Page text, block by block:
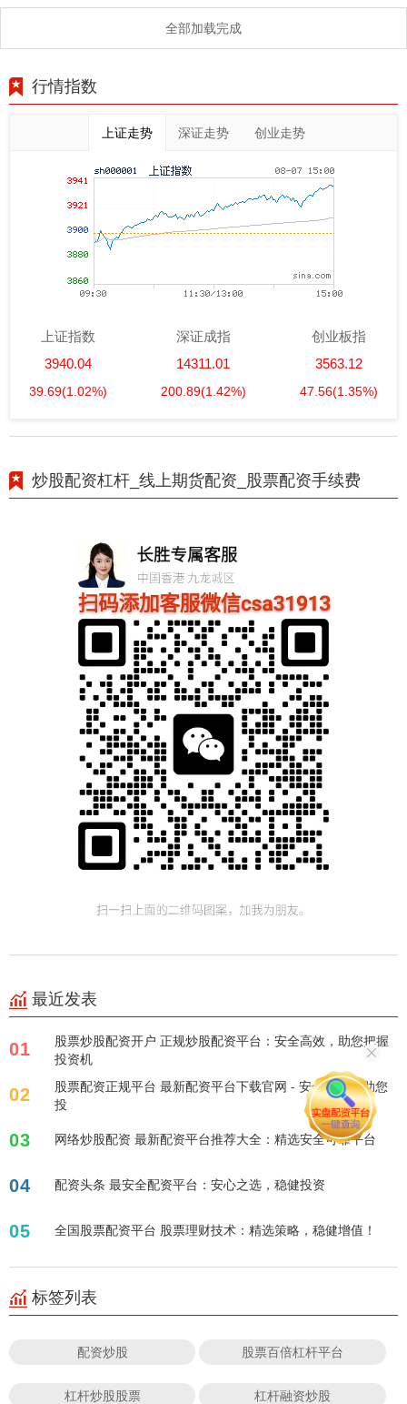
全部加载完成
行情指数
上证走势 深证走势 创业走势
上证指数
3940.04
39.69(1.02%)
深证成指
14311.01
200.89(1.42%)
创业板指
3563.12
47.56(1.35%)
炒股配资杠杆_线上期货配资_股票配资手续费
最近发表
01
股票炒股配资开户 正规炒股配资平台：安全高效，助您把握
投资机
02
股票配资正规平台 最新配资平台下载官网 - 安全便捷，助您
投
03 网络炒股配资 最新配资平台推荐大全：精选安全可靠平台
04 配资头条 最安全配资平台：安心之选，稳健投资
05 全国股票配资平台 股票理财技术：精选策略，稳健增值！
标签列表
配资炒股 股票百倍杠杆平台
杠杆炒股股票 杠杆融资炒股